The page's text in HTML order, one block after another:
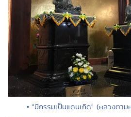
• "มีกรรมเป็นแดนเกิด" (หลวงตา